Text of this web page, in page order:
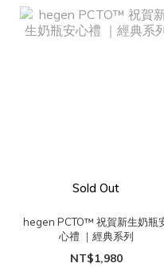
Sold Out
hegen PCTO™ 祝賀新生奶瓶
心禮 ｜經典系列
NT$1,980